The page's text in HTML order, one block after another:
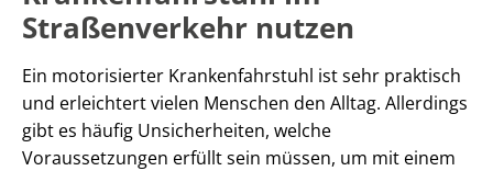
Straßenverkehr nutzen
Ein motorisierter Krankenfahrstuhl ist sehr praktisch
und erleichtert vielen Menschen den Alltag. Allerdings
gibt es häufig Unsicherheiten, welche
Voraussetzungen erfüllt sein müssen, um mit einem